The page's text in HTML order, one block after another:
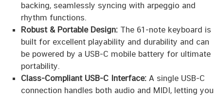
backing, seamlessly syncing with arpeggio and
rhythm functions.
Robust & Portable Design:The 61-note keyboard is
built for excellent playability and durability and can
be powered by a USB-C mobile battery for ultimate
portability.
Class-Compliant USB-C Interface:A single USB-C
connection handles both audio and MIDI, letting you